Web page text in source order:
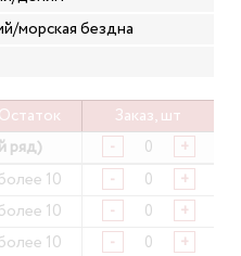
морская бездна
Остаток
Заказ, шт
ряд)
- +
10 - +
10 - +
10 - +